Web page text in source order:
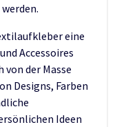
eine
Accessoires
der Masse
Designs, Farben
Ideen